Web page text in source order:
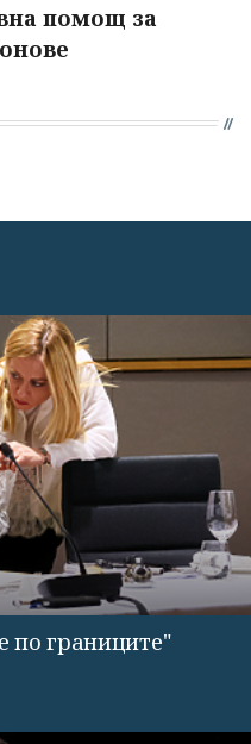
помощ за
по границите"